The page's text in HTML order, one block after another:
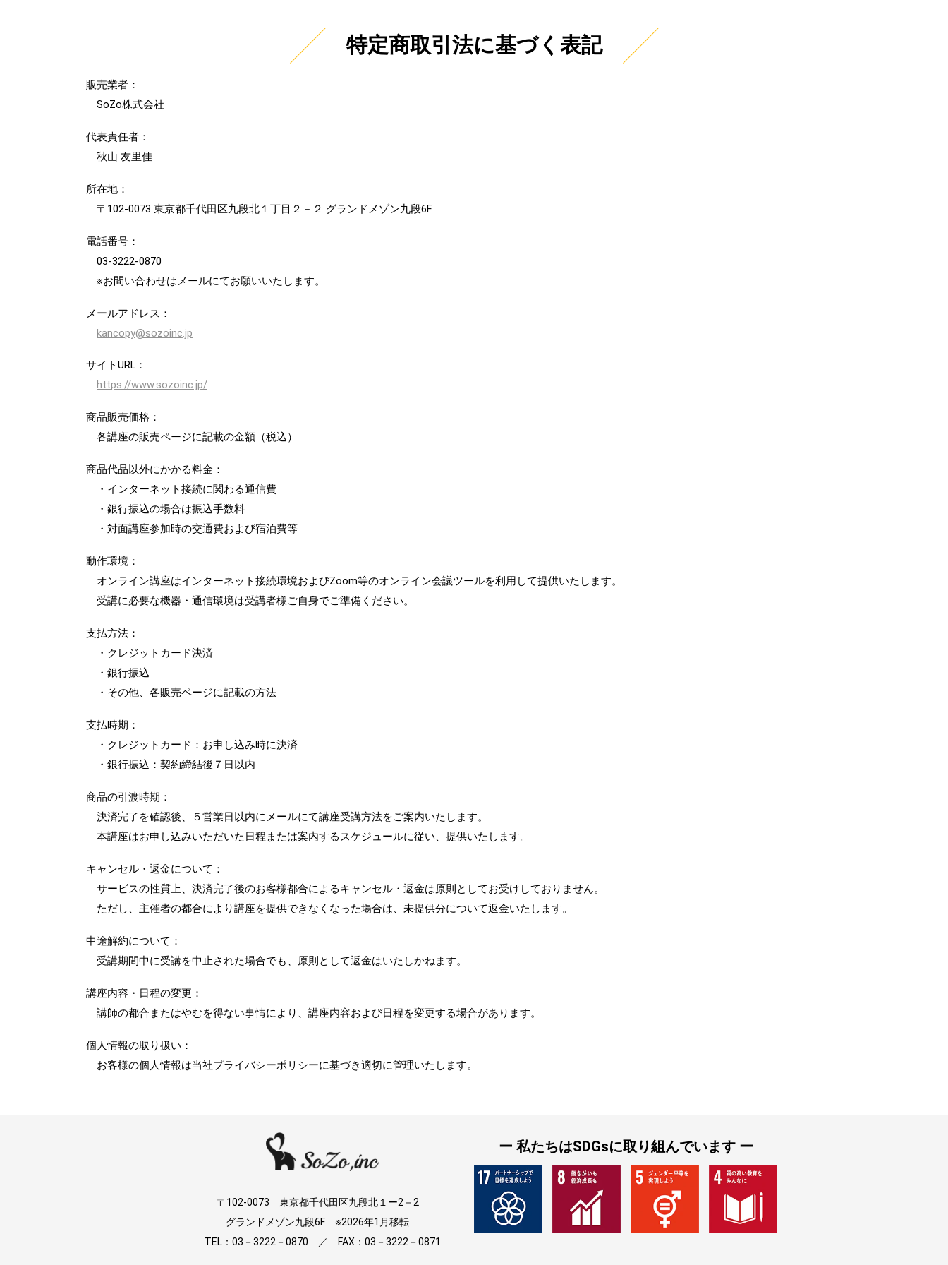
特定商取引法に基づく表記
販売業者：
SoZo株式会社
代表責任者：
秋山 友里佳
所在地 ：
〒102-0073 東京都千代田区九段北１丁目２－２ グランドメゾン九段6F
電話番号 ：
03-3222-0870
※お問い合わせはメールにてお願いいたします。
メールアドレス ：
kancopy@sozoinc.jp
サイトURL ：
https://www.sozoinc.jp/
商品販売価格 ：
各講座の販売ページに記載の金額（税込）
商品代品以外にかかる料金 ：
・インターネット接続に関わる通信費
・銀行振込の場合は振込手数料
・対面講座参加時の交通費および宿泊費等
動作環境 ：
オンライン講座はインターネット接続環境およびZoom等のオンライン会議ツールを利用して提供いたします。
受講に必要な機器・通信環境は受講者様ご自身でご準備ください。
支払方法 ：
・クレジットカード決済
・銀行振込
・その他、各販売ページに記載の方法
支払時期 ：
・クレジットカード：お申し込み時に決済
・銀行振込：契約締結後７日以内
商品の引渡時期 ：
決済完了を確認後、５営業日以内にメールにて講座受講方法をご案内いたします。
本講座はお申し込みいただいた日程または案内するスケジュールに従い、提供いたします。
キャンセル・返金について ：
サービスの性質上、決済完了後のお客様都合によるキャンセル・返金は原則としてお受けしておりません。
ただし、主催者の都合により講座を提供できなくなった場合は、未提供分について返金いたします。
中途解約について ：
受講期間中に受講を中止された場合でも、原則として返金はいたしかねます。
講座内容・日程の変更 ：
講師の都合またはやむを得ない事情により、講座内容および日程を変更する場合があります。
個人情報の取り扱い ：
お客様の個人情報は当社プライバシーポリシーに基づき適切に管理いたします。
〒102-0073 東京都千代田区九段北１ー2－2
グランドメゾン九段6F ※2026年1月移転
TEL：03－3222－0870 ／ FAX：03－3222－0871
ー 私たちはSDGsに取り組んでいます ー